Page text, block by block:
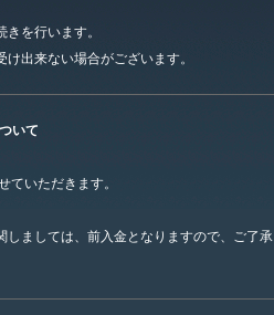
を行います。
出来ない場合がございます。
いて
ていただきます。
しましては、前入金となりますので、ご了承